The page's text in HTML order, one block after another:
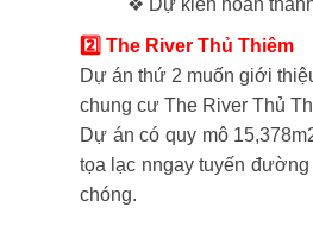
❖ Dự kiến hoàn
2️⃣ The River Thủ Thiêm
Dự án thứ 2 muốn giới
chung cư The River Thủ
Dự án có quy mô
tọa lạc nngay tuyến
chóng.